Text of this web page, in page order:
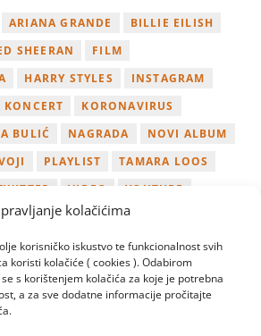
kolačićima
korisničko iskustvo te funkcionalnost svih
koristi kolačiće ( cookies ). Odabirom
se s korištenjem kolačića za koje je potrebna
a za sve dodatne informacije pročitajte
ARIANA GRANDE
BILLIE EILISH
SHEERAN
FILM
HARRY STYLES
INSTAGRAM
KONCERT
KORONAVIRUS
BULIĆ NAGRADA
NOVI ALBUM
PLAYLIST
TAMARA LOOS
VIDEO
YOUTUBE